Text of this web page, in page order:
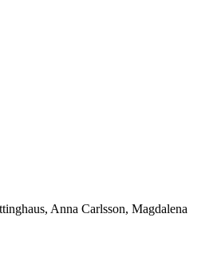
Anna Carlsson, Magdalena